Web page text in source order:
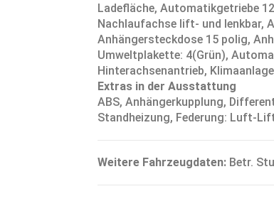
Ladefläche, Automatikgetriebe
Nachlaufachse lift- und lenkbar,
Anhängersteckdose 15 polig,
Umweltplakette: 4(Grün),
Hinterachsenantrieb,
Extras in der Ausstattung
ABS, Anhängerkupplung,
Standheizung, Federung: Luft-
Weitere Fahrzeugdaten: Betr.